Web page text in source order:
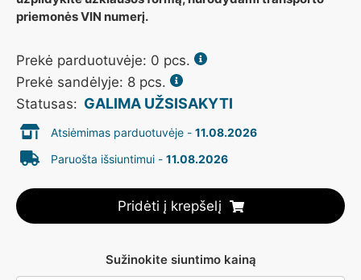
priemonės VIN numerį.
Prekė parduotuvėje: 0 pcs.
Prekė sandėlyje: 8 pcs.
Statusas: GALIMA UŽSISAKYTI
Atsiėmimas parduotuvėje - 11.08.2026
Paruošta išsiuntimui - 11.08.2026
Pridėti į krepšelį
Sužinokite siuntimo kainą